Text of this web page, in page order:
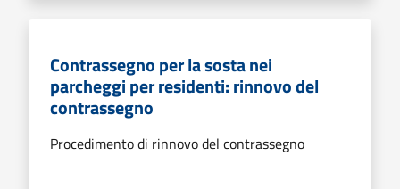
Contrassegno per la sosta nei
parcheggi per residenti: rinnovo del
contrassegno
Procedimento di rinnovo del contrassegno